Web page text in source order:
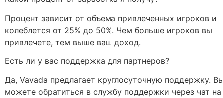
Процент зависит от объема привлеченных игроков и
колеблется от 25% до 50%. Чем больше игроков вы
привлечете, тем выше ваш доход.
Есть ли у вас поддержка для партнеров?
Да, Vavada предлагает круглосуточную поддержку.
можете обратиться в службу поддержки через чат на